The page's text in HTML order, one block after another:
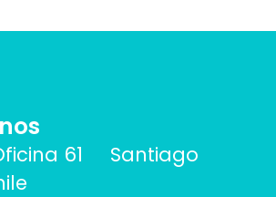
61 Santiago